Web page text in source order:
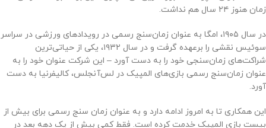
زمان هنوز ۲۴ سال هم نداشت.
در سال ۱۹۰۵، امگا به عنوان زمان‌سنج رسمی در رویدادهای ورزشی در سراسر
سوئیس نقشی را برعهده گرفت و در سال ۱۹۳۲، یکی از حیاتی‌ترین
شراکت‌های زمان‌سنجی خود را به دست آورد – این شرکت عنوان خود را به
عنوان زمان‌سنج رسمی بازی‌های المپیک در لس‌آنجلس، کالیفرنیا به دست
آورد.
این همکاری تا به امروز ادامه دارد و به عنوان زمان سنج رسمی برای بیش از
بیست بازی المپیک خدمت کرده است. فقط کمی بیش از یک دهه بعد در